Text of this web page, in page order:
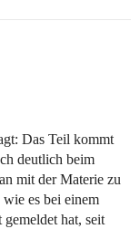
Das Teil kommt
deutlich beim
mit der Materie zu
es bei einem
hat, seit